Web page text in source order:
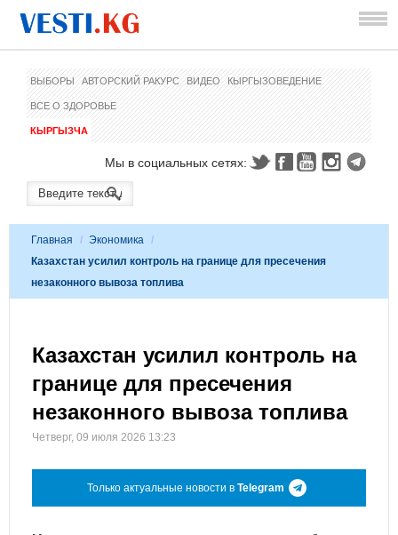
ВЫБОРЫ АВТОРСКИЙ РАКУРС ВИДЕО КЫРГЫЗОВЕДЕНИЕ
ВСЕ О ЗДОРОВЬЕ
КЫРГЫЗЧА
Мы в социальных сетях:
Главная / Экономика /
Казахстан усилил контроль на границе для пресечения
незаконного вывоза топлива
Казахстан усилил контроль на
границе для пресечения
незаконного вывоза топлива
Четверг, 09 июля 2026 13:23
Только актуальные новости в Telegram